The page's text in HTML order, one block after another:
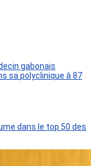
gabonais
sa polyclinique à 87
dans le top 50 des